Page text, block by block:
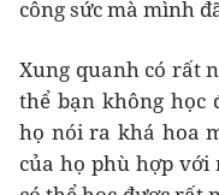
công sức mà mình
Xung quanh có rất
thể bạn không học
họ nói ra khá hoa
của họ phù hợp với